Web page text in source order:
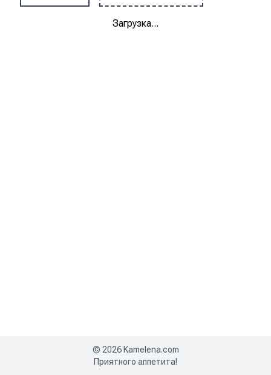
Загрузка...
© 2026 Kamelena.com
Приятного аппетита!